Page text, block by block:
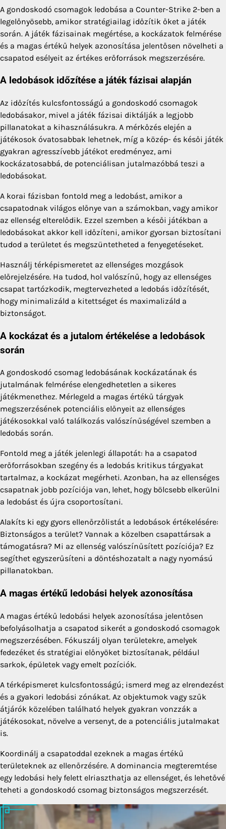
A gondoskodó csomagok ledobása a Counter-Strike 2-ben a
legelőnyösebb, amikor stratégiailag időzítik őket a játék
során. A játék fázisainak megértése, a kockázatok felmérése
és a magas értékű helyek azonosítása jelentősen növelheti a
csapatod esélyeit az értékes erőforrások megszerzésére.
A ledobások időzítése a játék fázisai alapján
Az időzítés kulcsfontosságú a gondoskodó csomagok
ledobásakor, mivel a játék fázisai diktálják a legjobb
pillanatokat a kihasználásukra. A mérkőzés elején a
játékosok óvatosabbak lehetnek, míg a közép- és késői játék
gyakran agresszívebb játékot eredményez, ami
kockázatosabbá, de potenciálisan jutalmazóbbá teszi a
ledobásokat.
A korai fázisban fontold meg a ledobást, amikor a
csapatodnak világos előnye van a számokban, vagy amikor
az ellenség elterelődik. Ezzel szemben a késői játékban a
ledobásokat akkor kell időzíteni, amikor gyorsan biztosítani
tudod a területet és megszüntetheted a fenyegetéseket.
Használj térképismeretet az ellenséges mozgások
előrejelzésére. Ha tudod, hol valószínű, hogy az ellenséges
csapat tartózkodik, megtervezheted a ledobás időzítését,
hogy minimalizáld a kitettséget és maximalizáld a
biztonságot.
A kockázat és a jutalom értékelése a ledobások
során
A gondoskodó csomag ledobásának kockázatának és
jutalmának felmérése elengedhetetlen a sikeres
játékmenethez. Mérlegeld a magas értékű tárgyak
megszerzésének potenciális előnyeit az ellenséges
játékosokkal való találkozás valószínűségével szemben a
ledobás során.
Fontold meg a játék jelenlegi állapotát: ha a csapatod
erőforrásokban szegény és a ledobás kritikus tárgyakat
tartalmaz, a kockázat megérheti. Azonban, ha az ellenséges
csapatnak jobb pozíciója van, lehet, hogy bölcsebb elkerülni
a ledobást és újra csoportosítani.
Alakíts ki egy gyors ellenőrzőlistát a ledobások értékelésére:
Biztonságos a terület? Vannak a közelben csapattársak a
támogatásra? Mi az ellenség valószínűsített pozíciója? Ez
segíthet egyszerűsíteni a döntéshozatalt a nagy nyomású
pillanatokban.
A magas értékű ledobási helyek azonosítása
A magas értékű ledobási helyek azonosítása jelentősen
befolyásolhatja a csapatod sikerét a gondoskodó csomagok
megszerzésében. Fókuszálj olyan területekre, amelyek
fedezéket és stratégiai előnyöket biztosítanak, például
sarkok, épületek vagy emelt pozíciók.
A térképismeret kulcsfontosságú; ismerd meg az elrendezést
és a gyakori ledobási zónákat. Az objektumok vagy szűk
átjárók közelében található helyek gyakran vonzzák a
játékosokat, növelve a versenyt, de a potenciális jutalmakat
is.
Koordinálj a csapatoddal ezeknek a magas értékű
területeknek az ellenőrzésére. A dominancia megteremtése
egy ledobási hely felett elriaszthatja az ellenséget, és lehetővé
teheti a gondoskodó csomag biztonságos megszerzését.